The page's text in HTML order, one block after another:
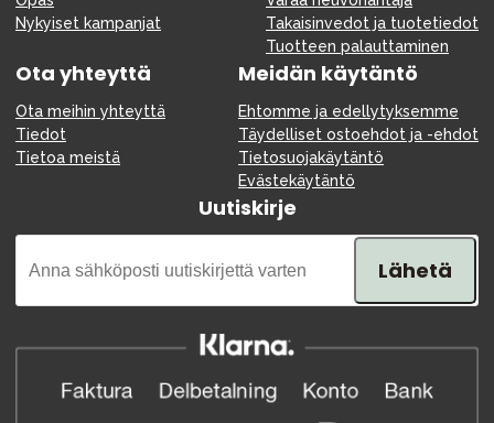
Nykyiset kampanjat
Takaisinvedot ja tuotetiedot
Tuotteen palauttaminen
Ota yhteyttä
Ota meihin yhteyttä
Tiedot
Tietoa meistä
Meidän käytäntö
Ehtomme ja edellytyksemme
Täydelliset ostoehdot ja -ehdot
Tietosuojakäytäntö
Evästekäytäntö
Uutiskirje
Lähetä